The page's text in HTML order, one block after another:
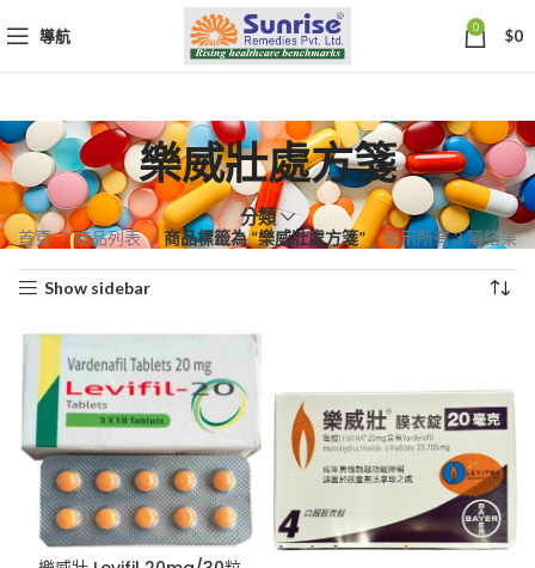
導航 0 $0
樂威壯處方箋
分類
首頁 商品列表 商品標籤為 “樂威壯處方箋” 顯示所有 3 筆結果依
Show sidebar